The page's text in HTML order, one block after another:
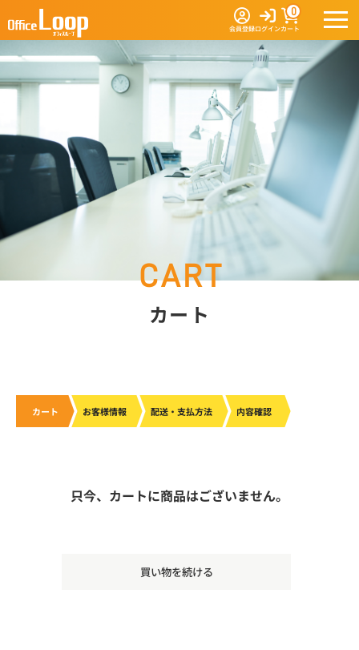
会員登録ログインカート
0
カート
カート お客様情報 配送・支払方法 内容確認
只今、カートに商品はございません。